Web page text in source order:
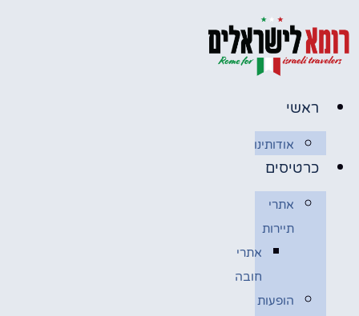
ראשי
אודותינו
כרטיסים
אתרי
תיירות
אתרי
חובה
הופעות